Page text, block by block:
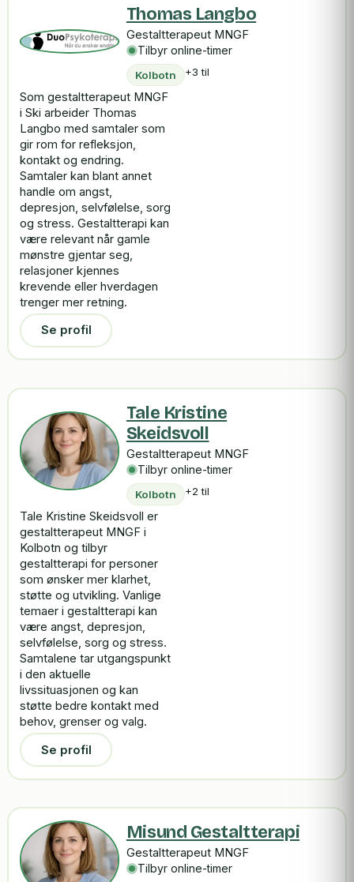
Thomas Langbo
Gestaltterapeut MNGF
Tilbyr online-timer
Kolbotn +3 til
Som gestaltterapeut MNGF
i Ski arbeider Thomas
Langbo med samtaler som
gir rom for refleksjon,
kontakt og endring.
Samtaler kan blant annet
handle om angst,
depresjon, selvfølelse, sorg
og stress. Gestaltterapi kan
være relevant når gamle
mønstre gjentar seg,
relasjoner kjennes
krevende eller hverdagen
trenger mer retning.
Se profil
Tale Kristine
Skeidsvoll
Gestaltterapeut MNGF
Tilbyr online-timer
Kolbotn +2 til
Tale Kristine Skeidsvoll er
gestaltterapeut MNGF i
Kolbotn og tilbyr
gestaltterapi for personer
som ønsker mer klarhet,
støtte og utvikling. Vanlige
temaer i gestaltterapi kan
være angst, depresjon,
selvfølelse, sorg og stress.
Samtalene tar utgangspunkt
i den aktuelle
livssituasjonen og kan
støtte bedre kontakt med
behov, grenser og valg.
Se profil
Misund Gestaltterapi
Gestaltterapeut MNGF
Tilbyr online-timer